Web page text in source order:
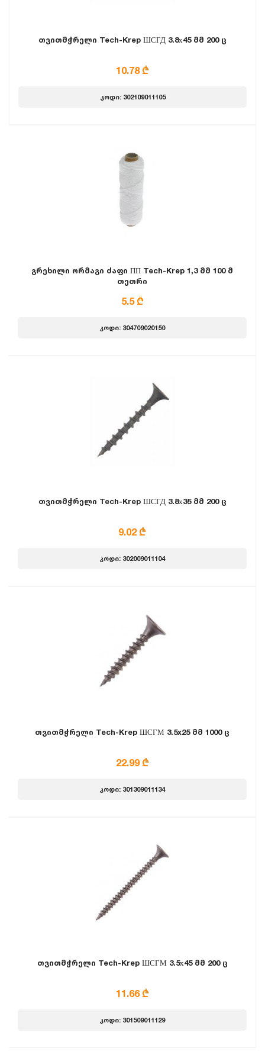
თვითმჭრელი Tech-Krep ШСГД 3.8х45 მმ 200 ც
10.78 ₾
კოდი: 302109011105
გრეხილი ორმაგი ძაფი ПП Tech-Krep 1,3 მმ 100 მ
თეთრი
5.5 ₾
კოდი: 304709020150
თვითმჭრელი Tech-Krep ШСГД 3.8х35 მმ 200 ც
9.02 ₾
კოდი: 302009011104
თვითმჭრელი Tech-Krep ШСГМ 3.5x25 მმ 1000 ც
22.99 ₾
კოდი: 301309011134
თვითმჭრელი Tech-Krep ШСГМ 3.5х45 მმ 200 ც
11.66 ₾
კოდი: 301509011129